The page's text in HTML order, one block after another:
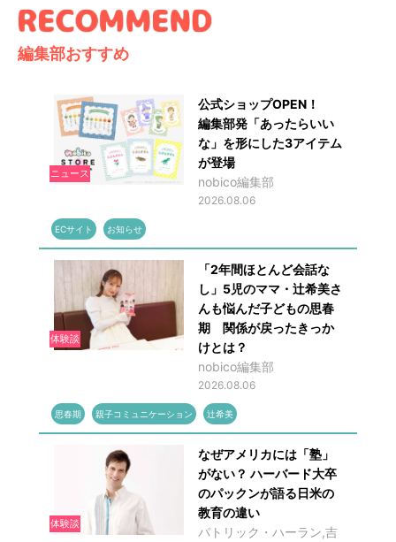
編集部おすすめ
ニュース
公式ショップOPEN！
編集部発「あったらいい
な」を形にした3アイテム
が登場
nobico編集部
2026.08.06
ECサイト お知らせ
体験談
「2年間ほとんど会話な
し」5児のママ・辻希美さ
んも悩んだ子どもの思春
期 関係が戻ったきっか
けとは？
nobico編集部
2026.08.06
思春期 親子コミュニケーション 辻希美
体験談
なぜアメリカには「塾」
がない？ ハーバード大卒
のパックンが語る日米の
教育の違い
パトリック・ハーラン,吉